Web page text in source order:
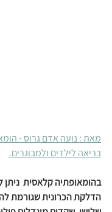
מאת : נועה אדם גרוס -
בריאה לילדים ולמבוגרים.
בהומאופתיה קלאסית
הדלקת הכרונית שגורמת